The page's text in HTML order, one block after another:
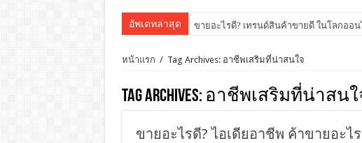
อัพเดทล่าสุด ขายอะไรดี? เทรนด์สินค้าขายดี ในโลกออน
หน้าแรก / Tag Archives: อาชีพเสริมที่น่าสนใจ
Tag Archives: อาชีพเสริมที่น่าสนใ
ขายอะไรดี? ไอเดียอาชีพ ค้าขายอะไ